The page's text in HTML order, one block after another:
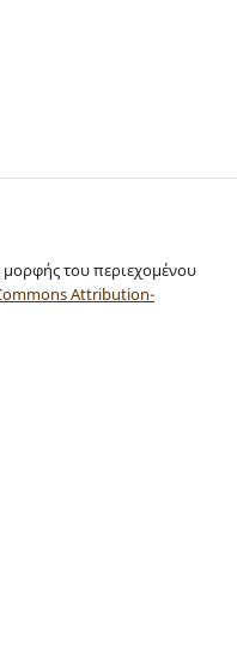
του περιεχομένου
Attribution-